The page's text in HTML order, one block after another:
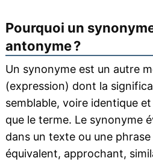
Pourquoi un
antonyme ?
Un synonyme est un autre
(expression) dont la
semblable, voire identique
que le terme. Le synonyme
dans un texte ou une
équivalent, approchant,